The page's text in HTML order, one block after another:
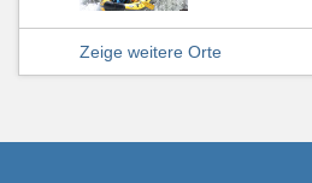
Zeige weitere Orte